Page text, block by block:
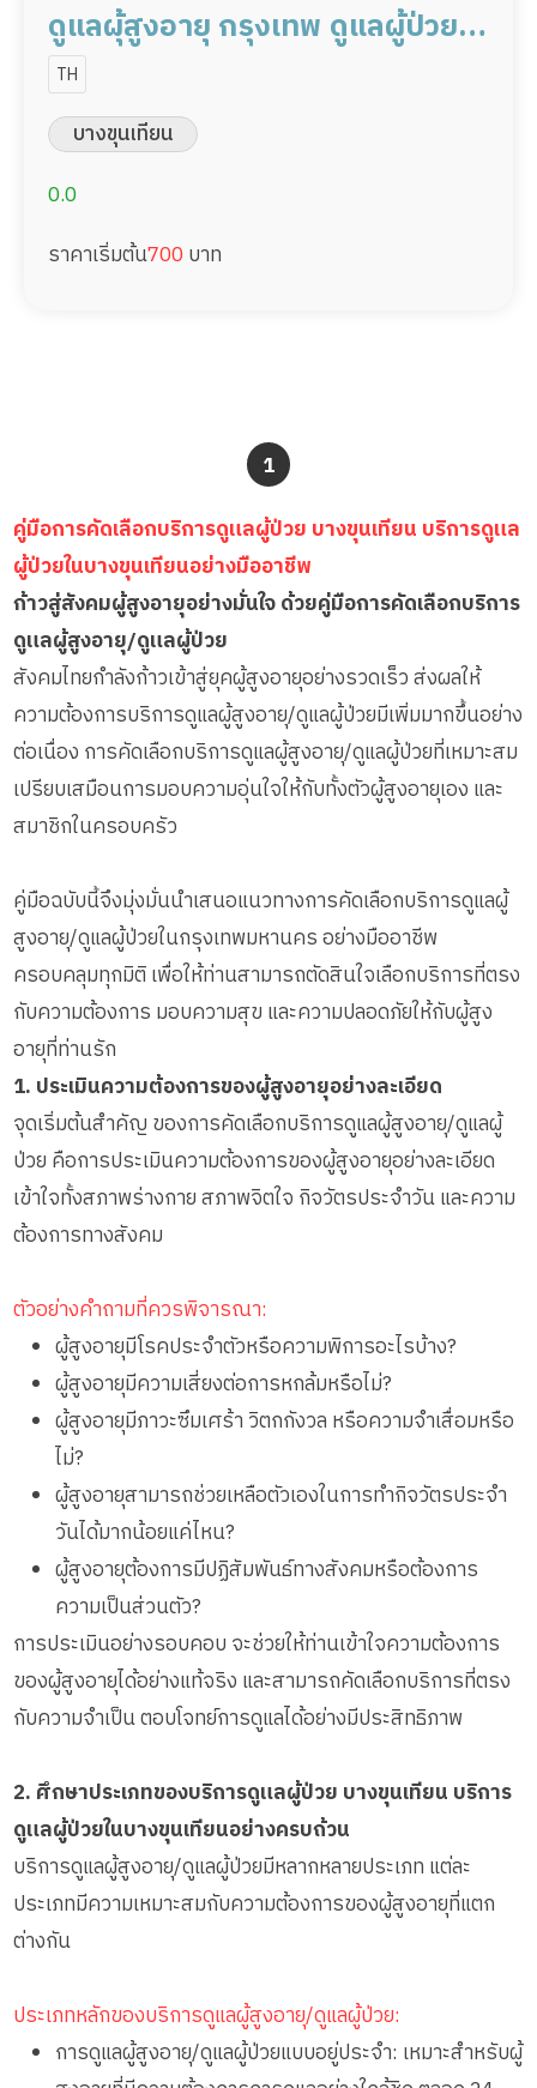
ดูแลผุ้สูงอายุ กรุงเทพ ดูแลผู้ป่วย
20,000/เดือน มืออาชีพ พร้อม
ทำงาน
TH
บางขุนเทียน
0.0
ราคาเริ่มต้น700 บาท
1
คู่มือการคัดเลือกบริการดูแลผู้ป่วย บางขุนเทียน บริการดูแล
ผู้ป่วยในบางขุนเทียนอย่างมืออาชีพ
ก้าวสู่สังคมผู้สูงอายุอย่างมั่นใจ ด้วยคู่มือการคัดเลือกบริการ
ดูแลผู้สูงอายุ/ดูแลผู้ป่วย
สังคมไทยกำลังก้าวเข้าสู่ยุคผู้สูงอายุอย่างรวดเร็ว ส่งผลให้
ความต้องการบริการดูแลผู้สูงอายุ/ดูแลผู้ป่วยมีเพิ่มมากขึ้นอย่าง
ต่อเนื่อง การคัดเลือกบริการดูแลผู้สูงอายุ/ดูแลผู้ป่วยที่เหมาะสม
เปรียบเสมือนการมอบความอุ่นใจให้กับทั้งตัวผู้สูงอายุเอง และ
สมาชิกในครอบครัว
คู่มือฉบับนี้จึงมุ่งมั่นนำเสนอแนวทางการคัดเลือกบริการดูแลผู้
สูงอายุ/ดูแลผู้ป่วยในกรุงเทพมหานคร อย่างมืออาชีพ
ครอบคลุมทุกมิติ เพื่อให้ท่านสามารถตัดสินใจเลือกบริการที่ตรง
กับความต้องการ มอบความสุข และความปลอดภัยให้กับผู้สูง
อายุที่ท่านรัก
1. ประเมินความต้องการของผู้สูงอายุอย่างละเอียด
จุดเริ่มต้นสำคัญ ของการคัดเลือกบริการดูแลผู้สูงอายุ/ดูแลผู้
ป่วย คือการประเมินความต้องการของผู้สูงอายุอย่างละเอียด
เข้าใจทั้งสภาพร่างกาย สภาพจิตใจ กิจวัตรประจำวัน และความ
ต้องการทางสังคม
ตัวอย่างคำถามที่ควรพิจารณา:
ผู้สูงอายุมีโรคประจำตัวหรือความพิการอะไรบ้าง?
ผู้สูงอายุมีความเสี่ยงต่อการหกล้มหรือไม่?
ผู้สูงอายุมีภาวะซึมเศร้า วิตกกังวล หรือความจำเสื่อมหรือ
ไม่?
ผู้สูงอายุสามารถช่วยเหลือตัวเองในการทำกิจวัตรประจำ
วันได้มากน้อยแค่ไหน?
ผู้สูงอายุต้องการมีปฏิสัมพันธ์ทางสังคมหรือต้องการ
ความเป็นส่วนตัว?
การประเมินอย่างรอบคอบ จะช่วยให้ท่านเข้าใจความต้องการ
ของผู้สูงอายุได้อย่างแท้จริง และสามารถคัดเลือกบริการที่ตรง
กับความจำเป็น ตอบโจทย์การดูแลได้อย่างมีประสิทธิภาพ
2. ศึกษาประเภทของบริการดูแลผู้ป่วย บางขุนเทียน บริการ
ดูแลผู้ป่วยในบางขุนเทียนอย่างครบถ้วน
บริการดูแลผู้สูงอายุ/ดูแลผู้ป่วยมีหลากหลายประเภท แต่ละ
ประเภทมีความเหมาะสมกับความต้องการของผู้สูงอายุที่แตก
ต่างกัน
ประเภทหลักของบริการดูแลผู้สูงอายุ/ดูแลผู้ป่วย:
การดูแลผู้สูงอายุ/ดูแลผู้ป่วยแบบอยู่ประจำ: เหมาะสำหรับผู้